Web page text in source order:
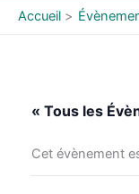
Accueil
« Tous les
Cet évènement